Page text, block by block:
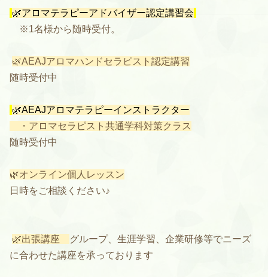
🌿アロマテラピーアドバイザー認定講習会
※1名様から随時受付。
🌿AEAJアロマハンドセラピスト認定講習
随時受付中
🌿AEAJアロマテラピーインストラクター
・アロマセラピスト共通学科対策クラス
随時受付中
🌿オンライン個人レッスン
日時をご相談ください♪
🌿出張講座 グループ、生涯学習、企業研修等でニーズ
に合わせた講座を承っております